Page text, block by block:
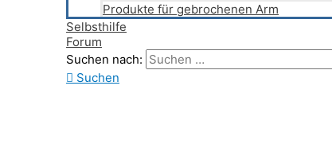
Produkte für gebrochenen Arm
Selbsthilfe
Forum
Suchen nach:
Suchen